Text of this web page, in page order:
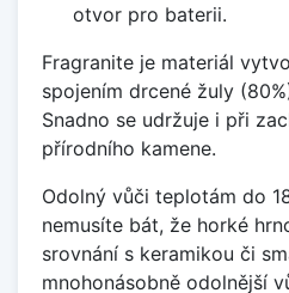
otvor pro baterii.
Fragranite je materiál
spojením drcené žuly
Snadno se udržuje i při
přírodního kamene.
Odolný vůči teplotám do
nemusíte bát, že horké
srovnání s keramikou či
mnohonásobně odolnější